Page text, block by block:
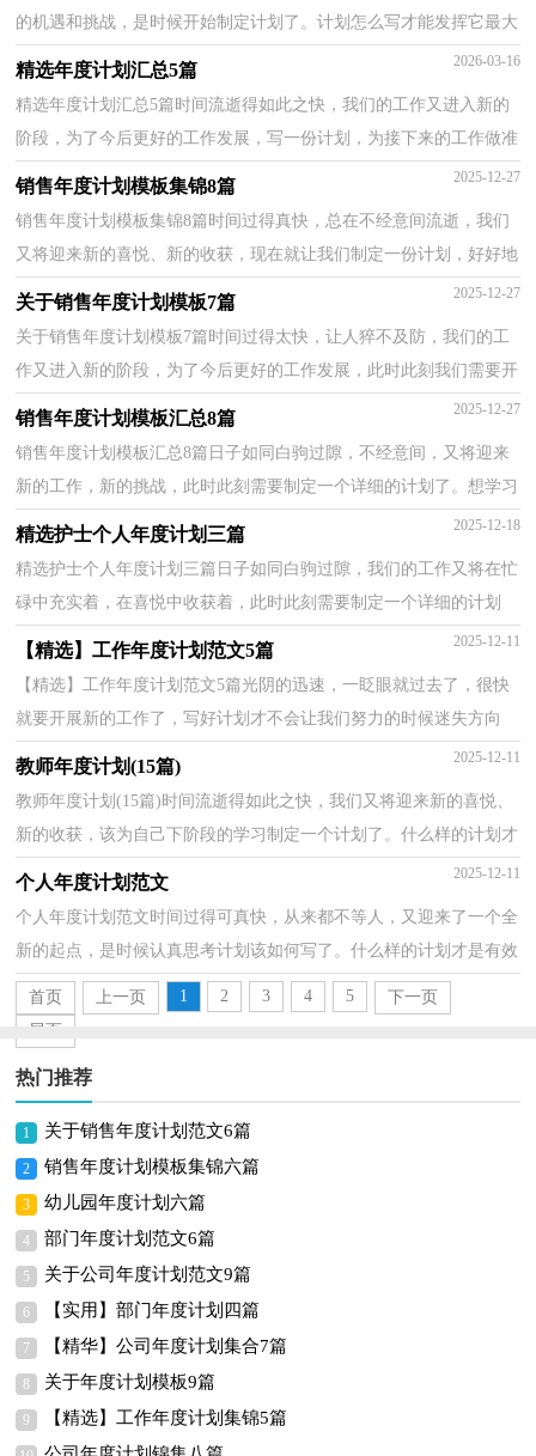
的机遇和挑战，是时候开始制定计划了。计划怎么写才能发挥它最大
的作用呢？下面是小编收集整理的年度计划10篇，仅供...
精选年度计划汇总5篇 2026-03-16
精选年度计划汇总5篇时间流逝得如此之快，我们的工作又进入新的
阶段，为了今后更好的工作发展，写一份计划，为接下来的工作做准
备吧！那么计划怎么拟定才能发挥它最大的作用呢？以下是...
销售年度计划模板集锦8篇 2025-12-27
销售年度计划模板集锦8篇时间过得真快，总在不经意间流逝，我们
又将迎来新的喜悦、新的收获，现在就让我们制定一份计划，好好地
规划一下吧。可是到底什么样的计划才是适合自己的呢？...
关于销售年度计划模板7篇 2025-12-27
关于销售年度计划模板7篇时间过得太快，让人猝不及防，我们的工
作又进入新的阶段，为了今后更好的工作发展，此时此刻我们需要开
始制定一个计划。计划怎么写才能发挥它最大的作用呢？...
销售年度计划模板汇总8篇 2025-12-27
销售年度计划模板汇总8篇日子如同白驹过隙，不经意间，又将迎来
新的工作，新的挑战，此时此刻需要制定一个详细的计划了。想学习
拟定计划却不知道该请教谁？以下是小编帮大家整理的销...
精选护士个人年度计划三篇 2025-12-18
精选护士个人年度计划三篇日子如同白驹过隙，我们的工作又将在忙
碌中充实着，在喜悦中收获着，此时此刻需要制定一个详细的计划
了。你所接触过的计划都是什么样子的呢？以下是小编整...
【精选】工作年度计划范文5篇 2025-12-11
【精选】工作年度计划范文5篇光阴的迅速，一眨眼就过去了，很快
就要开展新的工作了，写好计划才不会让我们努力的时候迷失方向
哦。那么你真正懂得怎么写好计划吗？以下是小编帮大家...
教师年度计划(15篇) 2025-12-11
教师年度计划(15篇)时间流逝得如此之快，我们又将迎来新的喜悦、
新的收获，该为自己下阶段的学习制定一个计划了。什么样的计划才
是好的计划呢？下面是小编为大家整理的教师年度计...
个人年度计划范文 2025-12-11
个人年度计划范文时间过得可真快，从来都不等人，又迎来了一个全
新的起点，是时候认真思考计划该如何写了。什么样的计划才是有效
的呢？以下是小编收集整理的个人年度计划范文，仅供参...
首页 上一页 1 2 3 4 5
下一页
尾页
热门推荐
1 关于销售年度计划范文6篇
2 销售年度计划模板集锦六篇
3 幼儿园年度计划六篇
4 部门年度计划范文6篇
5 关于公司年度计划范文9篇
6 【实用】部门年度计划四篇
7 【精华】公司年度计划集合7篇
8 关于年度计划模板9篇
9 【精选】工作年度计划集锦5篇